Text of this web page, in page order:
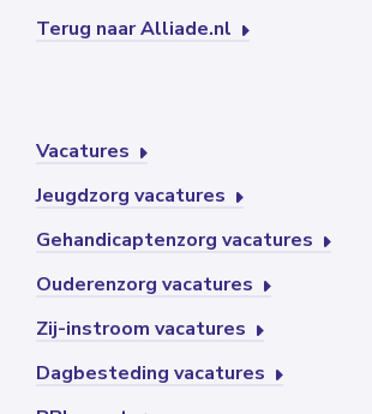
Terug naar Alliade.nl
Vacatures
Jeugdzorg vacatures
Gehandicaptenzorg vacatures
Ouderenzorg vacatures
Zij-instroom vacatures
Dagbesteding vacatures